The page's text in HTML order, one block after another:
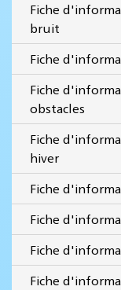
Fiche
bruit
Fiche
Fiche
obstacles
Fiche
hiver
Fiche
Fiche
Fiche
Fiche